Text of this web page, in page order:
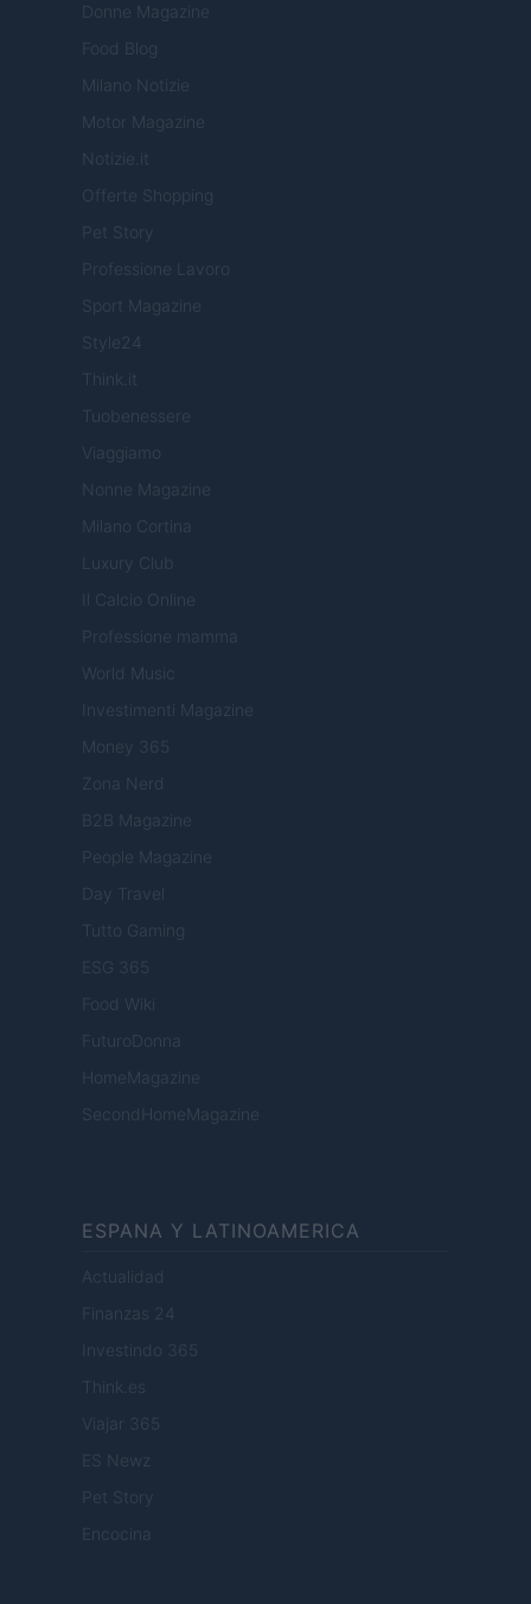
Donne Magazine
Food Blog
Milano Notizie
Motor Magazine
Notizie.it
Offerte Shopping
Pet Story
Professione Lavoro
Sport Magazine
Style24
Think.it
Tuobenessere
Viaggiamo
Nonne Magazine
Milano Cortina
Luxury Club
Il Calcio Online
Professione mamma
World Music
Investimenti Magazine
Money 365
Zona Nerd
B2B Magazine
People Magazine
Day Travel
Tutto Gaming
ESG 365
Food Wiki
FuturoDonna
HomeMagazine
SecondHomeMagazine
ESPANA Y LATINOAMERICA
Actualidad
Finanzas 24
Investindo 365
Think.es
Viajar 365
ES Newz
Pet Story
Encocina